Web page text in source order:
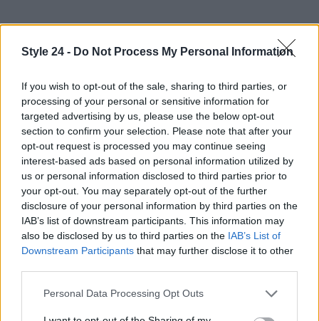
Style 24 - Do Not Process My Personal Information
If you wish to opt-out of the sale, sharing to third parties, or
processing of your personal or sensitive information for
targeted advertising by us, please use the below opt-out
section to confirm your selection. Please note that after your
opt-out request is processed you may continue seeing
interest-based ads based on personal information utilized by
us or personal information disclosed to third parties prior to
your opt-out. You may separately opt-out of the further
disclosure of your personal information by third parties on the
IAB’s list of downstream participants. This information may
also be disclosed by us to third parties on the IAB’s List of
Downstream Participants that may further disclose it to other
Please note that this website/app uses one or more Google
Personal Data Processing Opt Outs
Continua a leggere
LIFESTYLE